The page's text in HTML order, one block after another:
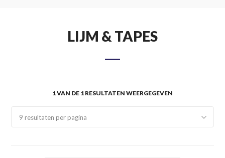
ALTIJD OP VOORRAAD!
LIJM & TAPES
1 VAN DE 1 RESULTATEN WEERGEGEVEN